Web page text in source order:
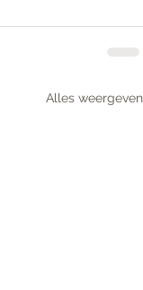
Alles weergeven